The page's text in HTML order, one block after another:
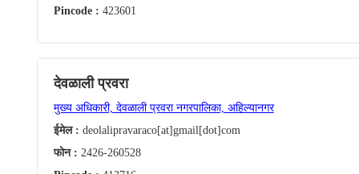
Pincode : 423601
देवळाली प्रवरा
मुख्य अधिकारी, देवळाली प्रवरा नगरपालिका, अहिल्यानगर
ईमेल : deolalipravaraco[at]gmail[dot]com
फोन : 2426-260528